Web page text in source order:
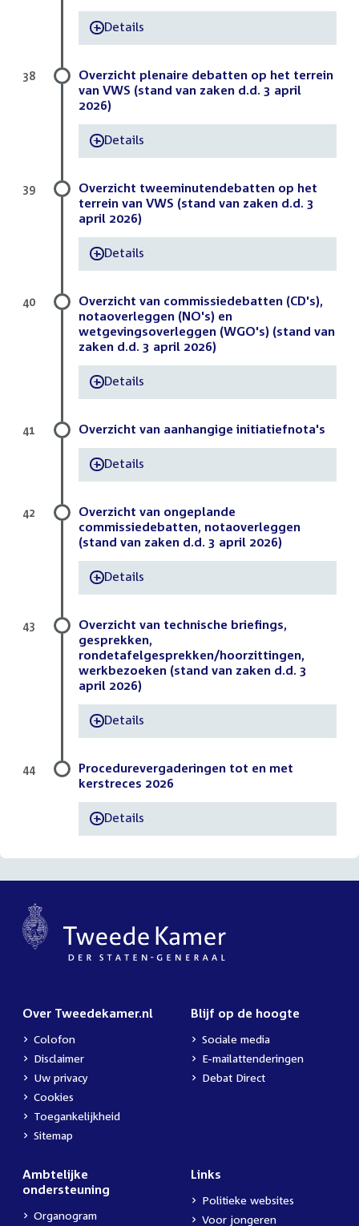
-Details
Overzicht plenaire debatten op het terrein
van VWS (stand van zaken d.d. 3 april
2026)
-Details
38
Overzicht tweeminutendebatten op het
terrein van VWS (stand van zaken d.d. 3
april 2026)
-Details
39
Overzicht van commissiedebatten (CD's),
notaoverleggen (NO's) en
wetgevingsoverleggen (WGO's) (stand van
zaken d.d. 3 april 2026)
-Details
40
Overzicht van aanhangige initiatiefnota's
-Details
41
Overzicht van ongeplande
commissiedebatten, notaoverleggen
(stand van zaken d.d. 3 april 2026)
-Details
42
Overzicht van technische briefings,
gesprekken,
rondetafelgesprekken/hoorzittingen,
werkbezoeken (stand van zaken d.d. 3
april 2026)
-Details
43
Procedurevergaderingen tot en met
kerstreces 2026
-Details
44
Over Tweedekamer.nl
Colofon
Disclaimer
Uw privacy
Cookies
Toegankelijkheid
Sitemap
Blijf op de hoogte
Sociale media
E-mailattenderingen
Debat Direct
Ambtelijke
ondersteuning
Organogram
Links
Politieke websites
Voor jongeren